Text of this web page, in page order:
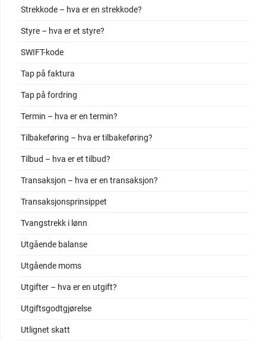
Strekkode – hva er en strekkode?
Styre – hva er et styre?
SWIFT-kode
Tap på faktura
Tap på fordring
Termin – hva er en termin?
Tilbakeføring – hva er tilbakeføring?
Tilbud – hva er et tilbud?
Transaksjon – hva er en transaksjon?
Transaksjonsprinsippet
Tvangstrekk i lønn
Utgående balanse
Utgående moms
Utgifter – hva er en utgift?
Utgiftsgodtgjørelse
Utlignet skatt